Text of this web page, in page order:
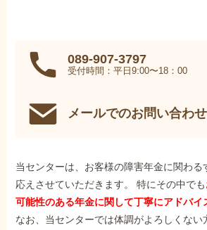
089-907-3797
受付時間：平日9:00〜18：00
メールでのお問い合わせ
当センターは、お客様の障害年金に関わる
応えさせていただきます。 特にその中でも
可能性のある年金に関して丁寧にアドバイ
なお、当センターでは体調がよろしくない